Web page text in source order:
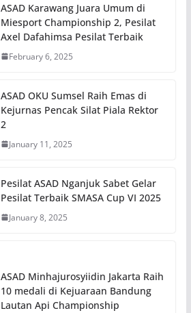
ASAD Karawang Juara Umum di
Miesport Championship 2, Pesilat
Axel Dafahimsa Pesilat Terbaik
February 6, 2025
ASAD OKU Sumsel Raih Emas di
Kejurnas Pencak Silat Piala Rektor
2
January 11, 2025
Pesilat ASAD Nganjuk Sabet Gelar
Pesilat Terbaik SMASA Cup VI 2025
January 8, 2025
ASAD Minhajurosyiidin Jakarta Raih
10 medali di Kejuaraan Bandung
Lautan Api Championship